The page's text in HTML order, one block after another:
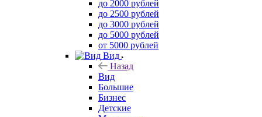
до 2000 рублей
до 2500 рублей
до 3000 рублей
до 5000 рублей
от 5000 рублей
Вид
Назад
Вид
Большие
Бизнес
Детские